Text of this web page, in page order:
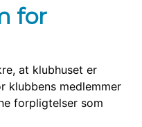
for
at klubhuset er
medlemmer
forpligtelser som